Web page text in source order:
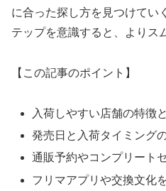
に合った探し方を見つけてい
テップを意識すると、よりス
【この記事のポイント】
入荷しやすい店舗の特徴
発売日と入荷タイミング
通販予約やコンプリート
フリマアプリや交換文化